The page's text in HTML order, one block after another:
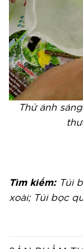
Thử ánh
Tìm kiếm:Túi
xoài; Túi bọc